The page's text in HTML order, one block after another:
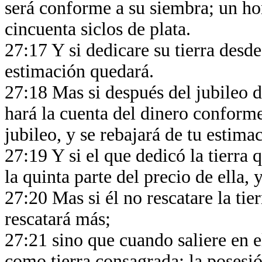
será conforme a su siembra; un
cincuenta siclos de plata.
27:17 Y si dedicare su tierra
estimación quedará.
27:18 Mas si después del jubileo
hará la cuenta del dinero
jubileo, y se rebajará de tu
27:19 Y si el que dedicó la tierra
la quinta parte del precio de ella,
27:20 Mas si él no rescatare la
rescatará más;
27:21 sino que cuando saliere en